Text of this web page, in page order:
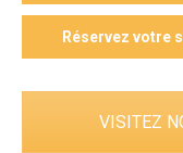
Réservez votre
VISITEZ